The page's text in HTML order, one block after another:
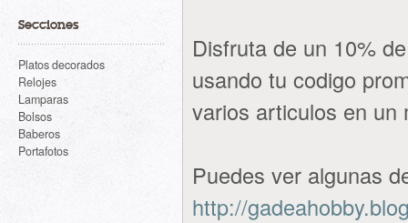
Secciones
Platos decorados
Relojes
Lamparas
Bolsos
Baberos
Portafotos
Disfruta de un 10%
usando tu codigo
varios articulos en un
Puedes ver algunas
http://